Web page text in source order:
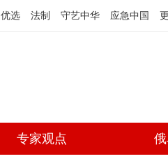
优选 法制 守艺中华 应急中国
专家观点